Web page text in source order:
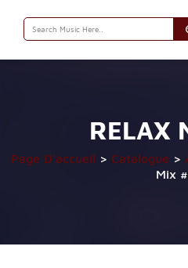
Search
for:
RELAX
Page D'accueil > Catalogue >
Mix